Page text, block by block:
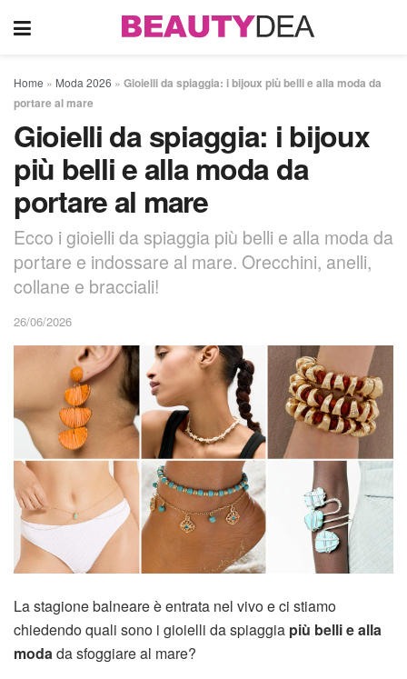
Home » Moda 2026 » Gioielli da spiaggia: i bijoux più belli e alla moda da
portare al mare
Gioielli da spiaggia: i bijoux
più belli e alla moda da
portare al mare
Ecco i gioielli da spiaggia più belli e alla moda da
portare e indossare al mare. Orecchini, anelli,
collane e bracciali!
26/06/2026
La stagione balneare è entrata nel vivo e ci stiamo
chiedendo quali sono i gioielli da spiaggia più belli e alla
moda da sfoggiare al mare?